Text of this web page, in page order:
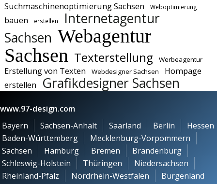
Suchmaschinenoptimierung Sachsen Weboptimierung
bauen erstellen
Internetagentur
Sachsen Webagentur
Sachsen Texterstellung Werbeagentur
Erstellung von Texten Webdesigner Sachsen
Hompage
erstellen
Grafikdesigner Sachsen
www.97-design.com
Bayern
Sachsen-Anhalt Saarland Berlin
Hessen
Baden-Württemberg
Mecklenburg-Vorpommern
Sachsen
Hamburg Bremen
Brandenburg
Schleswig-Holstein
Thüringen
Niedersachsen
Rheinland-Pfalz
Nordrhein-Westfalen
Burgenland